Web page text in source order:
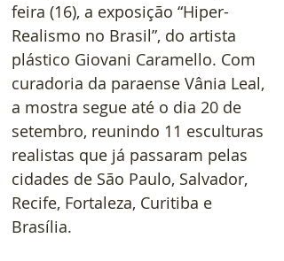
feira (16), a exposição “Hiper-
Realismo no Brasil”, do artista
plástico Giovani Caramello. Com
curadoria da paraense Vânia Leal,
a mostra segue até o dia 20 de
setembro, reunindo 11 esculturas
realistas que já passaram pelas
cidades de São Paulo, Salvador,
Recife, Fortaleza, Curitiba e
Brasília.